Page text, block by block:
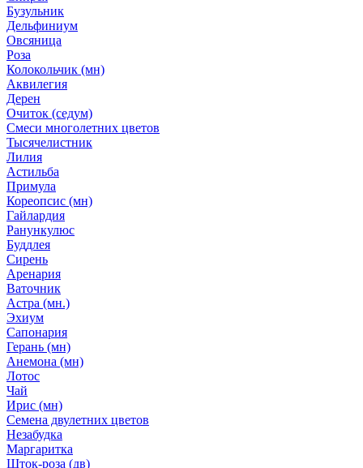
Бузульник
Дельфиниум
Овсяница
Роза
Колокольчик (мн)
Аквилегия
Дерен
Очиток (седум)
Смеси многолетних цветов
Тысячелистник
Лилия
Астильба
Примула
Кореопсис (мн)
Гайлардия
Ранункулюс
Буддлея
Сирень
Аренария
Ваточник
Астра (мн.)
Эхиум
Сапонария
Герань (мн)
Анемона (мн)
Лотос
Чай
Ирис (мн)
Семена двулетних цветов
Незабудка
Маргаритка
Шток-роза (дв)